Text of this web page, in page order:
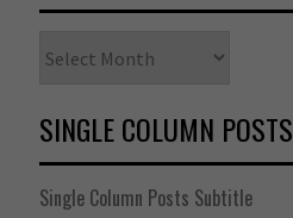
SINGLE COLUMN POSTS
Single Column Posts Subtitle